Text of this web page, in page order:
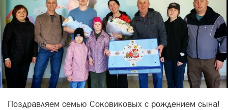
Поздравляем семью Соковиковых с рождением сына!